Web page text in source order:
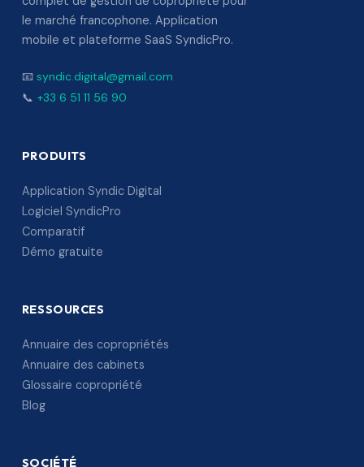
le marché francophone. Application
mobile et plateforme SaaS SyndicPro.
📧 syndic.digital@gmail.com
📞 +33 6 51 11 56 90
PRODUITS
Application Syndic Digital
Logiciel SyndicPro
Comparatif
Démo gratuite
RESSOURCES
Annuaire des copropriétés
Annuaire des cabinets
Glossaire copropriété
Blog
SOCIÉTÉ